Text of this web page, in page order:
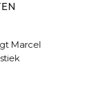
Marcel